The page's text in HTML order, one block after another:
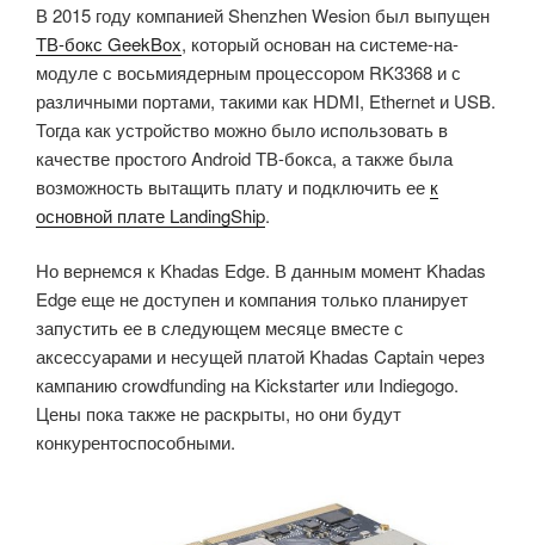
В 2015 году компанией Shenzhen Wesion был выпущен
ТВ-бокс GeekBox, который основан на системе-на-
модуле с восьмиядерным процессором RK3368 и с
различными портами, такими как HDMI, Ethernet и USB.
Тогда как устройство можно было использовать в
качестве простого Android ТВ-бокса, а также была
возможность вытащить плату и подключить ее к
основной плате LandingShip.
Но вернемся к Khadas Edge. В данным момент Khadas
Edge еще не доступен и компания только планирует
запустить ее в следующем месяце вместе с
аксессуарами и несущей платой Khadas Captain через
кампанию crowdfunding на Kickstarter или Indiegogo.
Цены пока также не раскрыты, но они будут
конкурентоспособными.